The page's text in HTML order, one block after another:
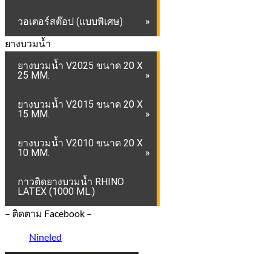
วอเตอร์สต๊อป (แบบพิเศษ)
ยางบวมน้ำ
ยางบวมน้ำ V2025 ขนาด 20 X
25 MM.
ยางบวมน้ำ V2015 ขนาด 20 X
15 MM.
ยางบวมน้ำ V2010 ขนาด 20 X
10 MM.
กาวติดยางบวมน้ำ RHINO
LATEX (1000 ML.)
– ติดตาม Facebook –
Nineled